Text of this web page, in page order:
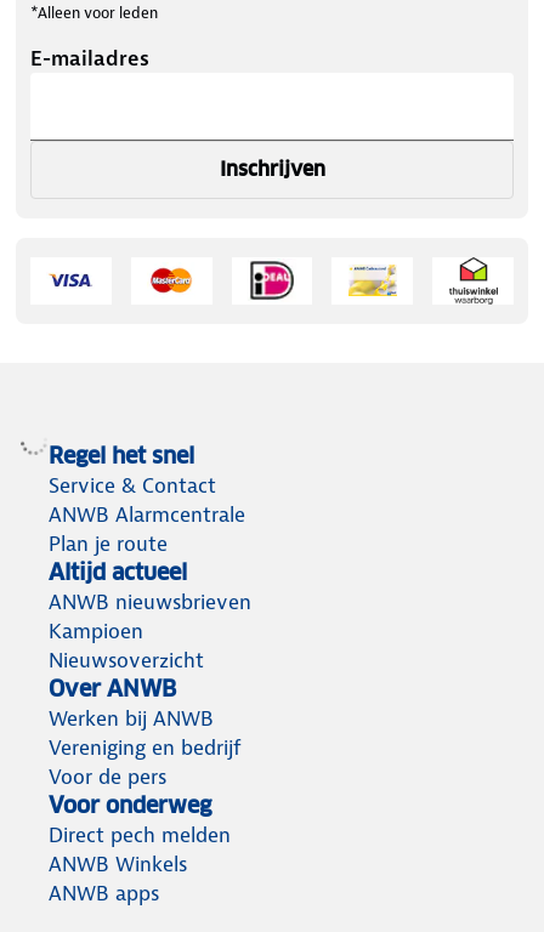
*Alleen voor leden
E-mailadres
Inschrijven
Regel het snel
Service & Contact
ANWB Alarmcentrale
Plan je route
Altijd actueel
ANWB nieuwsbrieven
Kampioen
Nieuwsoverzicht
Over ANWB
Werken bij ANWB
Vereniging en bedrijf
Voor de pers
Voor onderweg
Direct pech melden
ANWB Winkels
ANWB apps